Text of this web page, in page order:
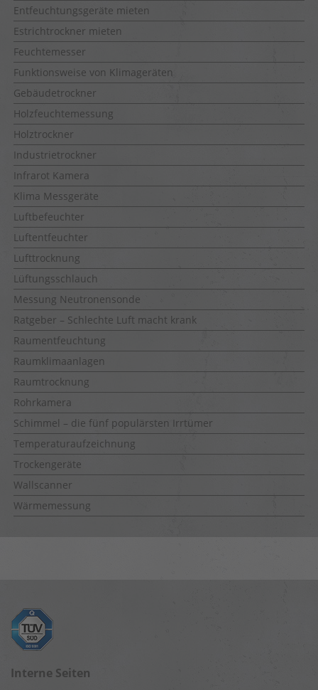
Entfeuchtungsgeräte mieten
Estrichtrockner mieten
Feuchtemesser
Funktionsweise von Klimageräten
Gebäudetrockner
Holzfeuchtemessung
Holztrockner
Industrietrockner
Infrarot Kamera
Klima Messgeräte
Luftbefeuchter
Luftentfeuchter
Lufttrocknung
Lüftungsschlauch
Messung Neutronensonde
Ratgeber – Schlechte Luft macht krank
Raumentfeuchtung
Raumklimaanlagen
Raumtrocknung
Rohrkamera
Schimmel – die fünf populärsten Irrtümer
Temperaturaufzeichnung
Trockengeräte
Wallscanner
Wärmemessung
Interne Seiten